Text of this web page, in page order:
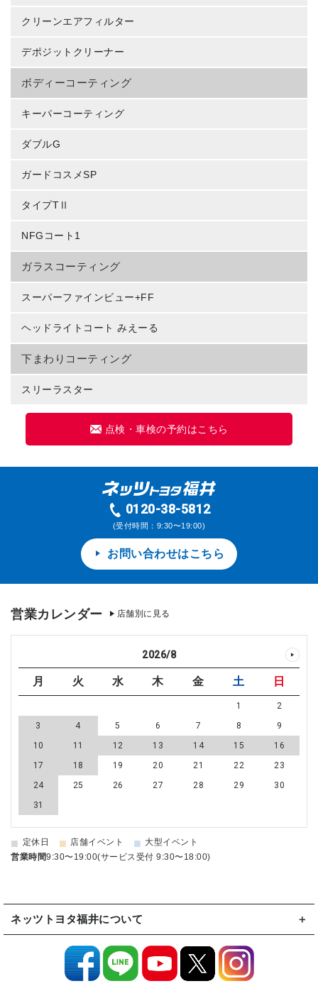
クリーンエアフィルター
デポジットクリーナー
ボディーコーティング
キーパーコーティング
ダブルG
ガードコスメSP
タイプTⅡ
NFGコート1
ガラスコーティング
スーパーファインビュー+FF
ヘッドライトコート みえーる
下まわりコーティング
スリーラスター
点検・車検の予約はこちら
0120-38-5812
(受付時間：9:30〜19:00)
お問い合わせはこちら
営業カレンダー 店舗別に見る
2026/8
月 火 水 木 金 土 日
1
2
3
4 5 6 7 8
9
10
11 12 13 14 15
16
17
18 19 20 21 22
23
24
25 26 27 28 29
30
31
■ 定休日 ■ 店舗イベント ■ 大型イベント
営業時間9:30〜19:00(サービス受付 9:30〜18:00)
ネッツトヨタ福井について